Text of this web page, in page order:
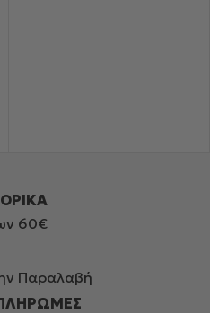
60€
Παραλαβή